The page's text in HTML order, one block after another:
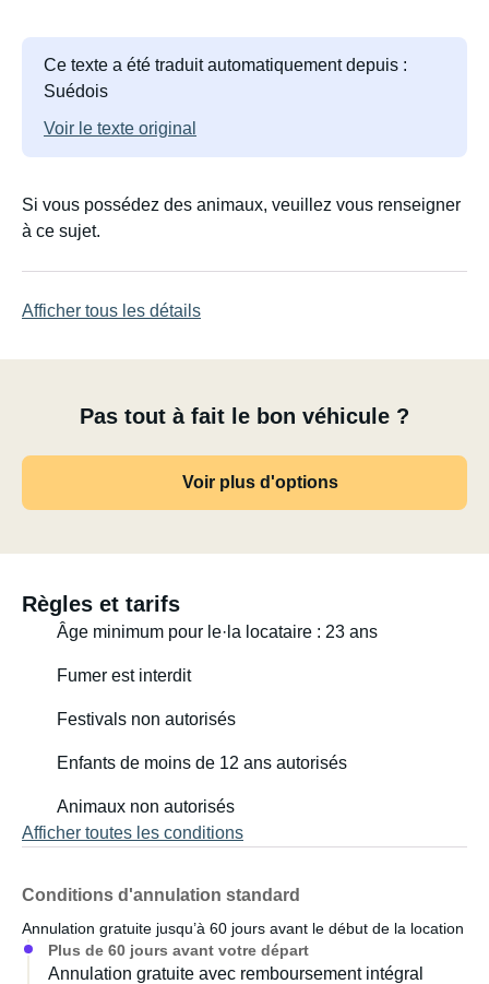
Ce texte a été traduit automatiquement depuis :
Suédois
Voir le texte original
Si vous possédez des animaux, veuillez vous renseigner
à ce sujet.
Afficher tous les détails
Pas tout à fait le bon véhicule ?
Voir plus d'options
Règles et tarifs
Âge minimum pour le·la locataire : 23 ans
Fumer est interdit
Festivals non autorisés
Enfants de moins de 12 ans autorisés
Animaux non autorisés
Afficher toutes les conditions
Conditions d'annulation standard
Annulation gratuite jusqu’à 60 jours avant le début de la location
Plus de 60 jours avant votre départ
Annulation gratuite avec remboursement intégral